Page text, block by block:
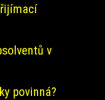
v
povinná?